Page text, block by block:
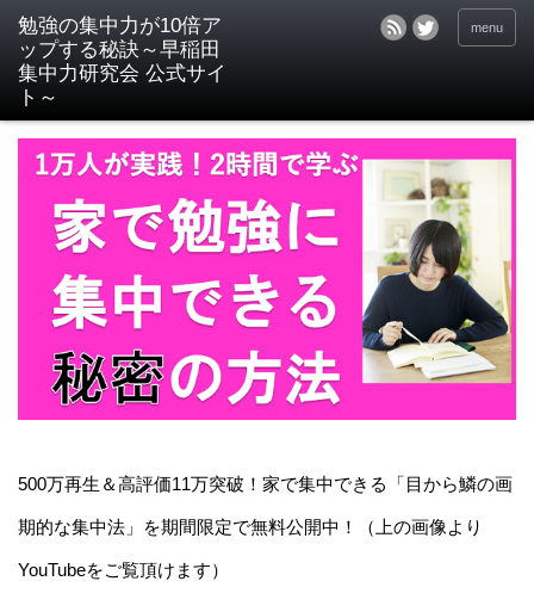
menu
500万再生＆高評価11万突破！家で集中できる「目から鱗の画
期的な集中法」を期間限定で無料公開中！（上の画像より
YouTubeをご覧頂けます）